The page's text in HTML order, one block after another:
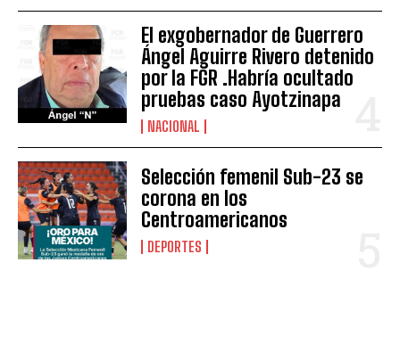
El exgobernador de Guerrero
Ángel Aguirre Rivero detenido
por la FGR .Habría ocultado
pruebas caso Ayotzinapa
NACIONAL
Selección femenil Sub-23 se
corona en los
Centroamericanos
DEPORTES